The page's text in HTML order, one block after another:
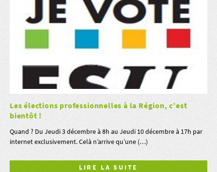
Les élections professionnelles à la Région, c’est
bientôt !
Quand ? Du Jeudi 3 décembre à 8h au Jeudi 10 décembre à 17h par
internet exclusivement. Celà n’arrive qu’une (…)
LIRE LA SUITE